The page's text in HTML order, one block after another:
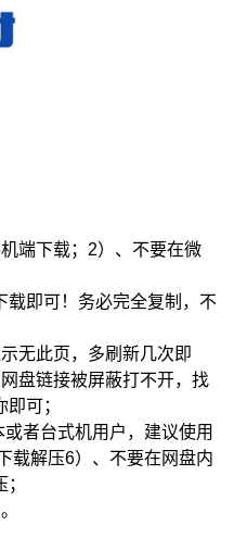
情页
端下载；2）、不要在微
载即可！务必完全复制，不
无此页，多刷新几次即
盘链接被屏蔽打不开，找
可；
者台式机用户，建议使用
载解压6）、不要在网盘内